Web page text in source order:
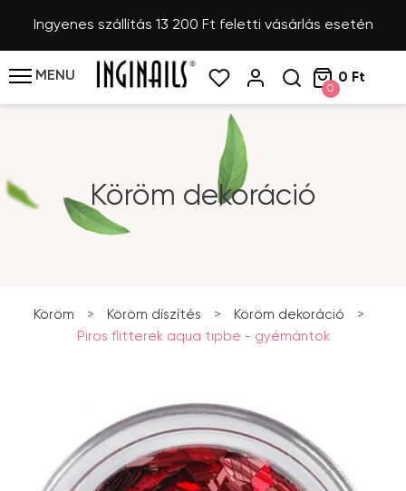
Ingyenes szállítás 13 200 Ft feletti vásárlás esetén
MENU
0
0 Ft
Köröm dekoráció
Köröm > Köröm díszítés > Köröm dekoráció
>
Piros flitterek aqua tipbe - gyémántok